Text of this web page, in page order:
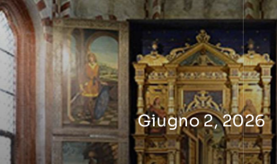
Salta
al
contenuto
Giugno 2, 2026